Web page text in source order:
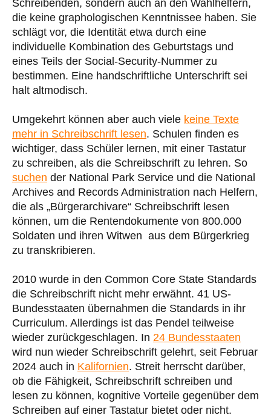
Schreibenden, sondern auch an den Wahlhelfern,
die keine graphologischen Kenntnissee haben. Sie
schlägt vor, die Identität etwa durch eine
individuelle Kombination des Geburtstags und
eines Teils der Social-Security-Nummer zu
bestimmen. Eine handschriftliche Unterschrift sei
halt altmodisch.
Umgekehrt können aber auch viele keine Texte
mehr in Schreibschrift lesen. Schulen finden es
wichtiger, dass Schüler lernen, mit einer Tastatur
zu schreiben, als die Schreibschrift zu lehren. So
suchen der National Park Service und die National
Archives and Records Administration nach Helfern,
die als „Bürgerarchivare“ Schreibschrift lesen
können, um die Rentendokumente von 800.000
Soldaten und ihren Witwen aus dem Bürgerkrieg
zu transkribieren.
2010 wurde in den Common Core State Standards
die Schreibschrift nicht mehr erwähnt. 41 US-
Bundesstaaten übernahmen die Standards in ihr
Curriculum. Allerdings ist das Pendel teilweise
wieder zurückgeschlagen. In 24 Bundesstaaten
wird nun wieder Schreibschrift gelehrt, seit Februar
2024 auch in Kalifornien. Streit herrscht darüber,
ob die Fähigkeit, Schreibschrift schreiben und
lesen zu können, kognitive Vorteile gegenüber dem
Schreiben auf einer Tastatur bietet oder nicht.